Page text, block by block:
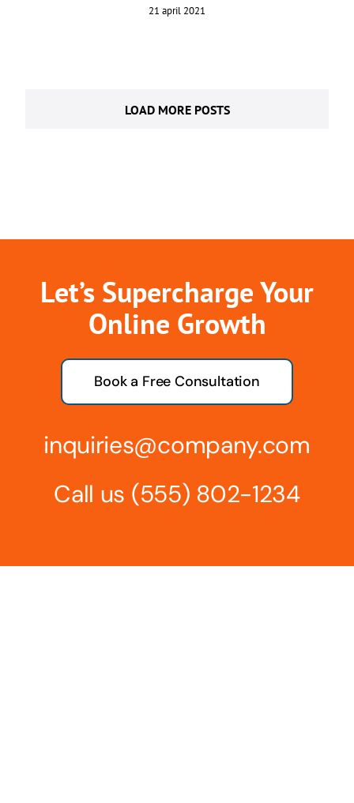
21 april 2021
LOAD MORE POSTS
Let’s Supercharge Your
Online Growth
Book a Free Consultation
inquiries@company.com
Call us (555) 802-1234